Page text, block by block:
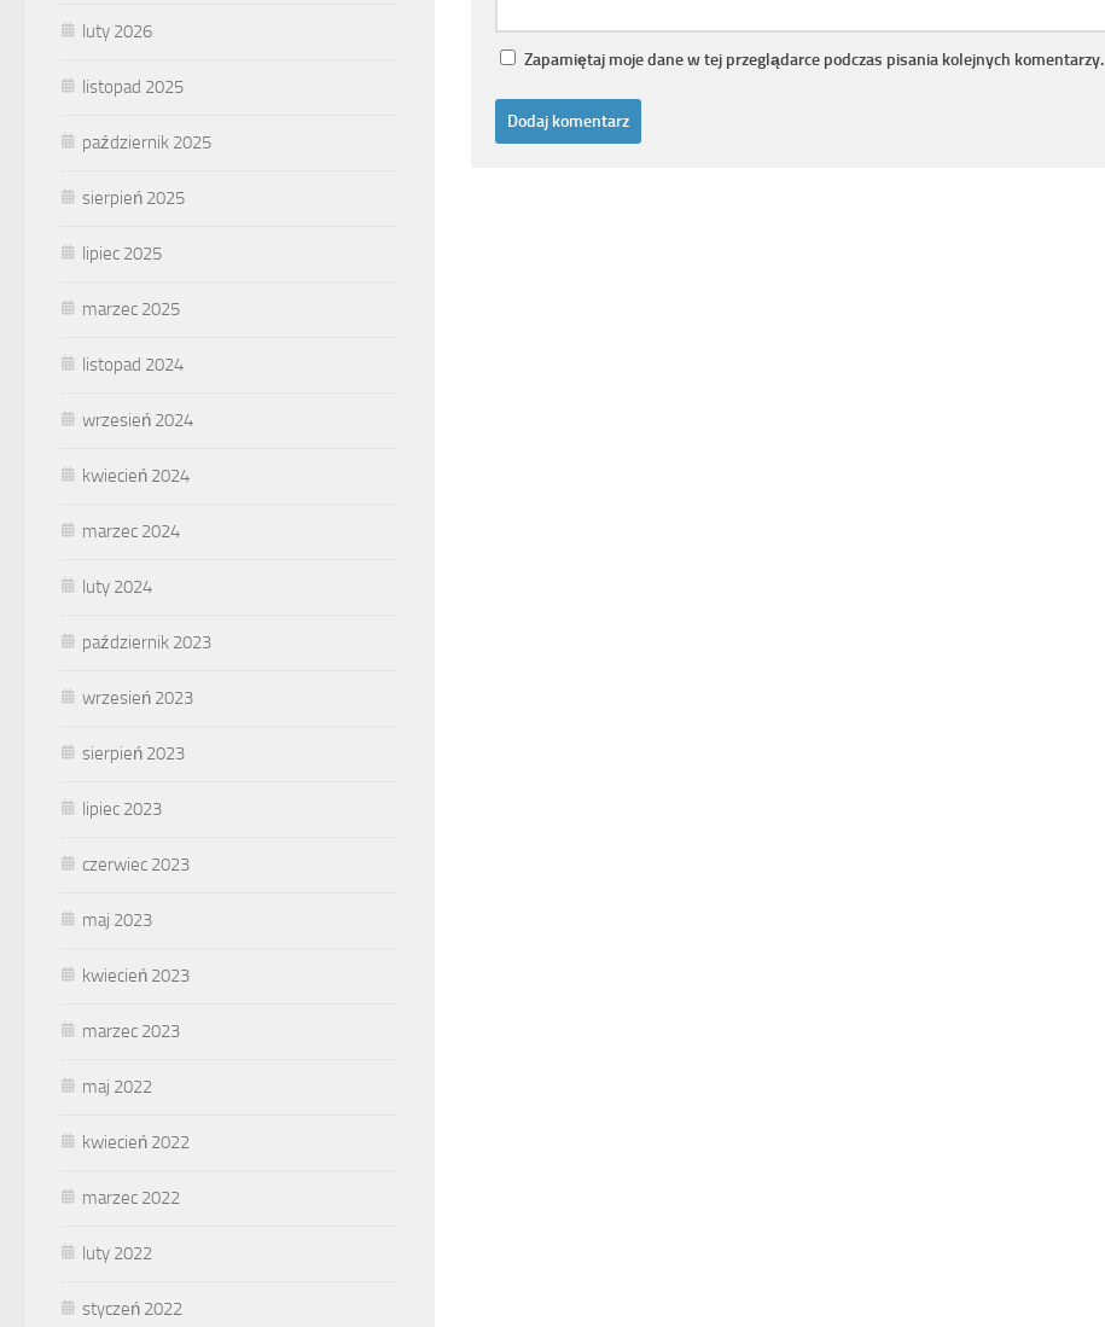
Zapamiętaj moje dane w tej przeglądarce podczas pisania kolejnych komentarzy.
luty 2026
listopad 2025
październik 2025
sierpień 2025
lipiec 2025
marzec 2025
listopad 2024
wrzesień 2024
kwiecień 2024
marzec 2024
luty 2024
październik 2023
wrzesień 2023
sierpień 2023
lipiec 2023
czerwiec 2023
maj 2023
kwiecień 2023
marzec 2023
maj 2022
kwiecień 2022
marzec 2022
luty 2022
styczeń 2022